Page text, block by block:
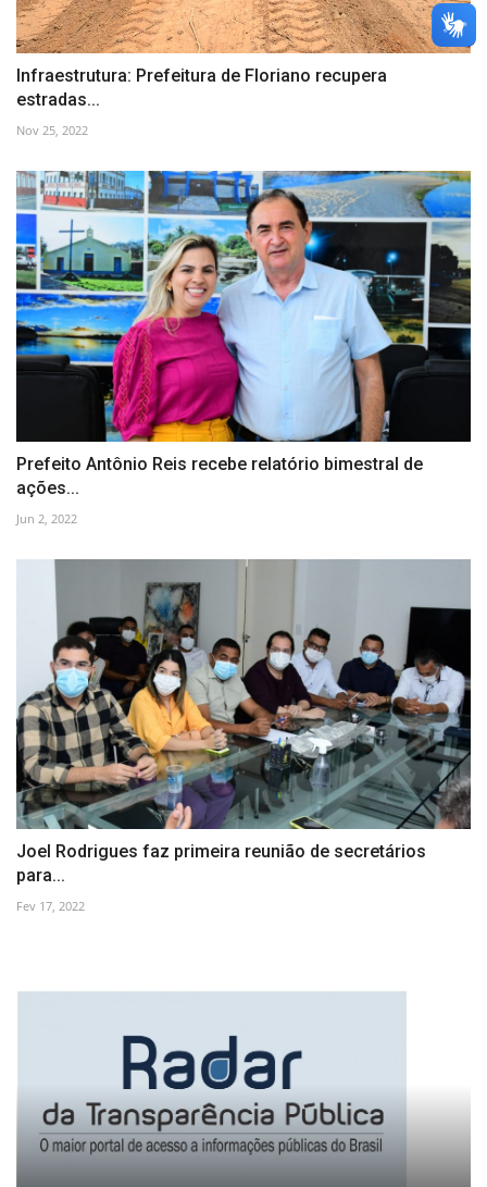
Infraestrutura: Prefeitura de Floriano recupera
estradas...
Nov 25, 2022
Prefeito Antônio Reis recebe relatório bimestral de
ações...
Jun 2, 2022
Joel Rodrigues faz primeira reunião de secretários
para...
Fev 17, 2022